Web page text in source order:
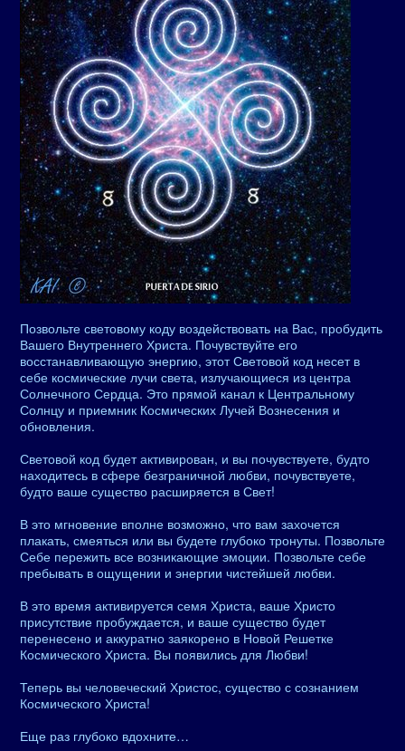
Позвольте световому коду воздействовать на Вас, пробудить
Вашего Внутреннего Христа. Почувствуйте его
восстанавливающую энергию, этот Световой код несет в
себе космические лучи света, излучающиеся из центра
Солнечного Сердца. Это прямой канал к Центральному
Солнцу и приемник Космических Лучей Вознесения и
обновления.
Световой код будет активирован, и вы почувствуете, будто
находитесь в сфере безграничной любви, почувствуете,
будто ваше существо расширяется в Свет!
В это мгновение вполне возможно, что вам захочется
плакать, смеяться или вы будете глубоко тронуты. Позвольте
Себе пережить все возникающие эмоции. Позвольте себе
пребывать в ощущении и энергии чистейшей любви.
В это время активируется семя Христа, ваше Христо
присутствие пробуждается, и ваше существо будет
перенесено и аккуратно заякорено в Новой Решетке
Космического Христа. Вы появились для Любви!
Теперь вы человеческий Христос, существо с сознанием
Космического Христа!
Еще раз глубоко вдохните…